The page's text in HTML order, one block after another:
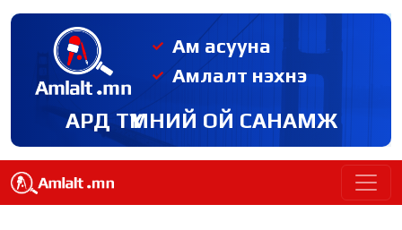
Ам асууна
Амлалт нэхнэ
АРД ТҮМНИЙ ОЙ САНАМЖ